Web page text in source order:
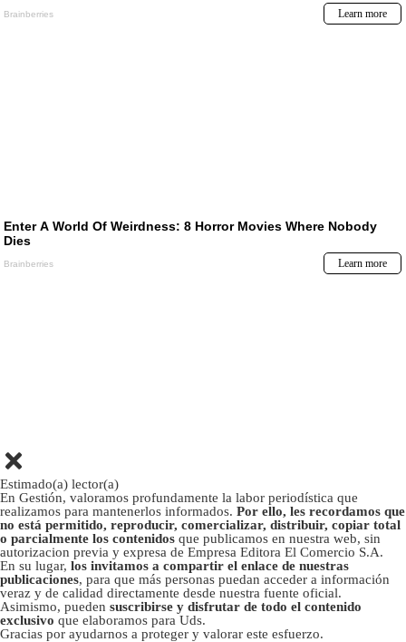
Estimado(a) lector(a)
En Gestión, valoramos profundamente la labor periodística que
realizamos para mantenerlos informados. Por ello, les recordamos que
no está permitido, reproducir, comercializar, distribuir, copiar total
o parcialmente los contenidos que publicamos en nuestra web, sin
autorizacion previa y expresa de Empresa Editora El Comercio S.A.
En su lugar, los invitamos a compartir el enlace de nuestras
publicaciones, para que más personas puedan acceder a información
veraz y de calidad directamente desde nuestra fuente oficial.
Asimismo, pueden suscribirse y disfrutar de todo el contenido
exclusivo que elaboramos para Uds.
Gracias por ayudarnos a proteger y valorar este esfuerzo.